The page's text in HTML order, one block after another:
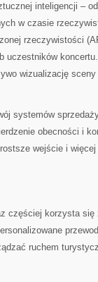
inteligencji –
w czasie
rzeczywistości
uczestników
wizualizację
systemów
obecności i
wejście i
częściej korzysta
ruchem